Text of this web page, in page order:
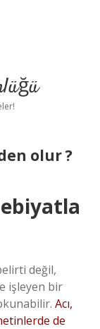
olur ?
değil,
işleyen bir
Acı,
de